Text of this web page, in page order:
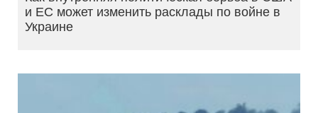
и ЕС может изменить расклады по войне в
Украине